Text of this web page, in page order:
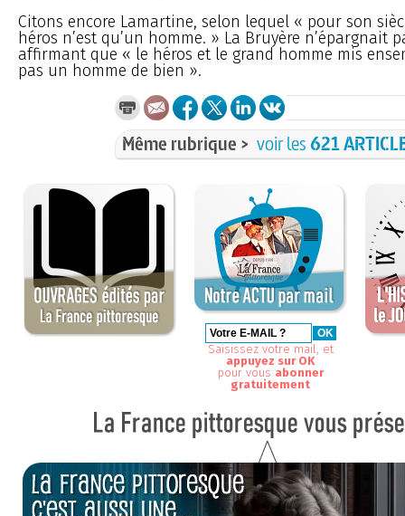
Citons encore Lamartine, selon lequel « pour son
héros n’est qu’un homme. » La Bruyère n’épargnait
affirmant que « le héros et le grand homme mis
pas un homme de bien ».
Même rubrique > voir les621
Saisissez votre mail, et
appuyez sur OK
pour vous abonner
gratuitement